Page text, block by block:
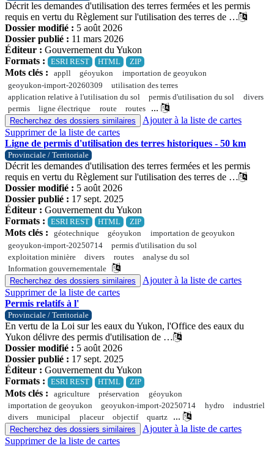
Décrit les demandes d'utilisation des terres fermées et les permis
requis en vertu du Règlement sur l'utilisation des terres de …
Dossier modifié : 5 août 2026
Dossier publié : 11 mars 2026
Éditeur : Gouvernement du Yukon
Formats :
ESRI REST HTML ZIP
Mots clés : appll géoyukon
importation de geoyukon
geoyukon-import-20260309
utilisation des terres
application relative à l'utilisation du sol
permis d'utilisation du sol
divers
permis
ligne électrique route routes ...
Recherchez des dossiers similaires
Ajouter à la liste de cartes
Supprimer de la liste de cartes
Ligne de permis d'utilisation des terres historiques - 50 km
Provinciale / Territoriale
Décrit les demandes d'utilisation des terres fermées et les permis
requis en vertu du Règlement sur l'utilisation des terres de …
Dossier modifié : 5 août 2026
Dossier publié : 17 sept. 2025
Éditeur : Gouvernement du Yukon
Formats :
ESRI REST HTML ZIP
Mots clés : géotechnique géoyukon
importation de geoyukon
geoyukon-import-20250714
permis d'utilisation du sol
exploitation minière
divers routes
analyse du sol
Information gouvernementale
Recherchez des dossiers similaires
Ajouter à la liste de cartes
Supprimer de la liste de cartes
Permis relatifs à l'
Provinciale / Territoriale
En vertu de la Loi sur les eaux du Yukon, l'Office des eaux du
Yukon délivre des permis d'utilisation de …
Dossier modifié : 5 août 2026
Dossier publié : 17 sept. 2025
Éditeur : Gouvernement du Yukon
Formats :
ESRI REST HTML ZIP
Mots clés : agriculture préservation
géoyukon
importation de geoyukon
geoyukon-import-20250714 hydro
industriel
divers
municipal placeur objectif quartz ...
Recherchez des dossiers similaires
Ajouter à la liste de cartes
Supprimer de la liste de cartes